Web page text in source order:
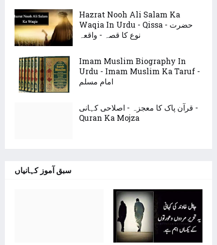
Hazrat Nooh Ali Salam Ka
Waqia In Urdu - Qissa - حضرت
نوع کا قصہ - واقعہ
Imam Muslim Biography In
Urdu - Imam Muslim Ka Taruf -
امام مسلم
قرآن پاک کا معجزہ - اصلاحی کہانی -
Quran Ka Mojza
سبق آموز کہانیاں